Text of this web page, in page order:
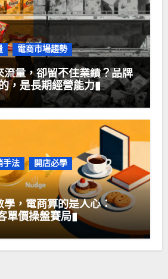
電商市場趨勢
流量，卻留不住業績？品牌
，是長期經營能力▮
手法
開店必學
學，電商算的是人心：
單價操盤賽局▮